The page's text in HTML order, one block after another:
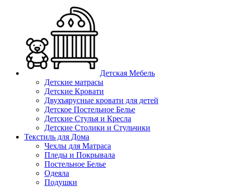
Детская Мебель
Детские матрасы
Детские Кровати
Двухъярусные кровати для детей
Детское Постельное Белье
Детские Стулья и Кресла
Детские Столики и Стульчики
Текстиль для Дома
Чехлы для Матраса
Пледы и Покрывала
Постельное Белье
Одеяла
Подушки